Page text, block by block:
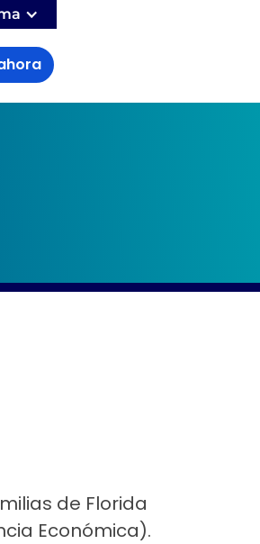
de Florida
Económica).